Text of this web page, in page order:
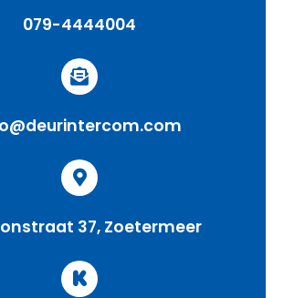
079-4444004
37, Zoetermeer